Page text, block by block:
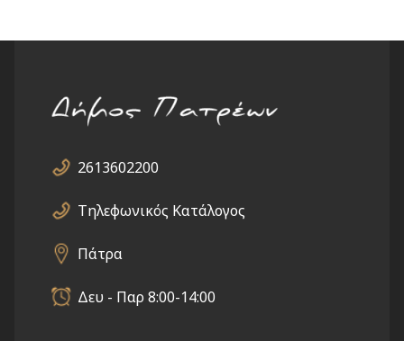
2613602200
Τηλεφωνικός Κατάλογος
Πάτρα
Δευ - Παρ 8:00-14:00